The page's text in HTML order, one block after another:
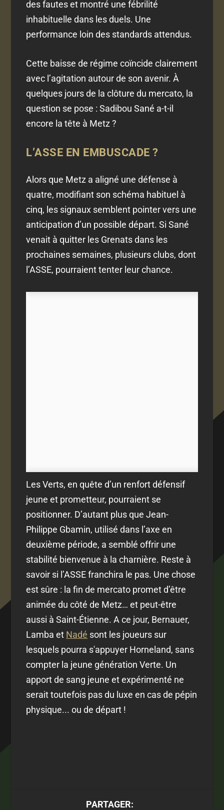
des fautes et montré une fébrilité
inhabituelle dans les duels. Une
performance loin des standards attendus.
Cette baisse de régime coïncide clairement
avec l’agitation autour de son avenir. À
quelques jours de la clôture du mercato, la
question se pose : Sadibou Sané a-t-il
encore la tête à Metz ?
L’ASSE EN EMBUSCADE ?
Alors que Metz a aligné une défense à
quatre, modifiant son schéma habituel à
cinq, les signaux semblent pointer vers une
anticipation d’un possible départ. Si Sané
venait à quitter les Grenats dans les
prochaines semaines, plusieurs clubs, dont
l’ASSE, pourraient tenter leur chance.
Les Verts, en quête d’un renfort défensif
jeune et prometteur, pourraient se
positionner. D’autant plus que Jean-
Philippe Gbamin, utilisé dans l’axe en
deuxième période, a semblé offrir une
stabilité bienvenue à la charnière. Reste à
savoir si l’ASSE franchira le pas. Une chose
est sûre : la fin de mercato promet d’être
animée du côté de Metz… et peut-être
aussi à Saint-Étienne. A ce jour, Bernauer,
Lamba et Nadé sont les joueurs sur
lesquels pourra s'appuyer Horneland, sans
compter la jeune génération Verte. Un
apport de sang jeune et expérimenté ne
serait toutefois pas du luxe en cas de pépin
physique... ou de départ !
PARTAGER: